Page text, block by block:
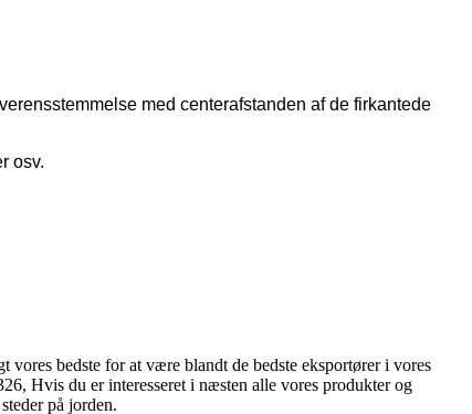
med centerafstanden af ​​de firkantede
osv.
bedste for at være blandt de bedste eksportører i vores
Hvis du er interesseret i næsten alle vores produkter og
på jorden.